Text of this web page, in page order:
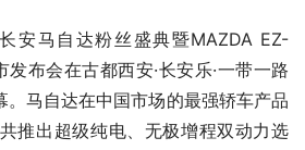
安马自达粉丝盛典暨MAZDA EZ-
布会在古都西安·长安乐·一带一路
。马自达在中国市场的最强轿车产品
推出超级纯电、无极增程双动力选